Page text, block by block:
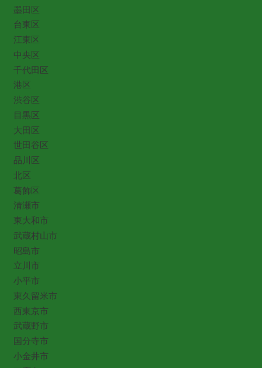
墨田区
台東区
江東区
中央区
千代田区
港区
渋谷区
目黒区
大田区
世田谷区
品川区
北区
葛飾区
清瀬市
東大和市
武蔵村山市
昭島市
立川市
小平市
東久留米市
西東京市
武蔵野市
国分寺市
小金井市